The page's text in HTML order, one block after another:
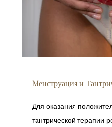
Mенструация и
Для оказания
тантрической терапии